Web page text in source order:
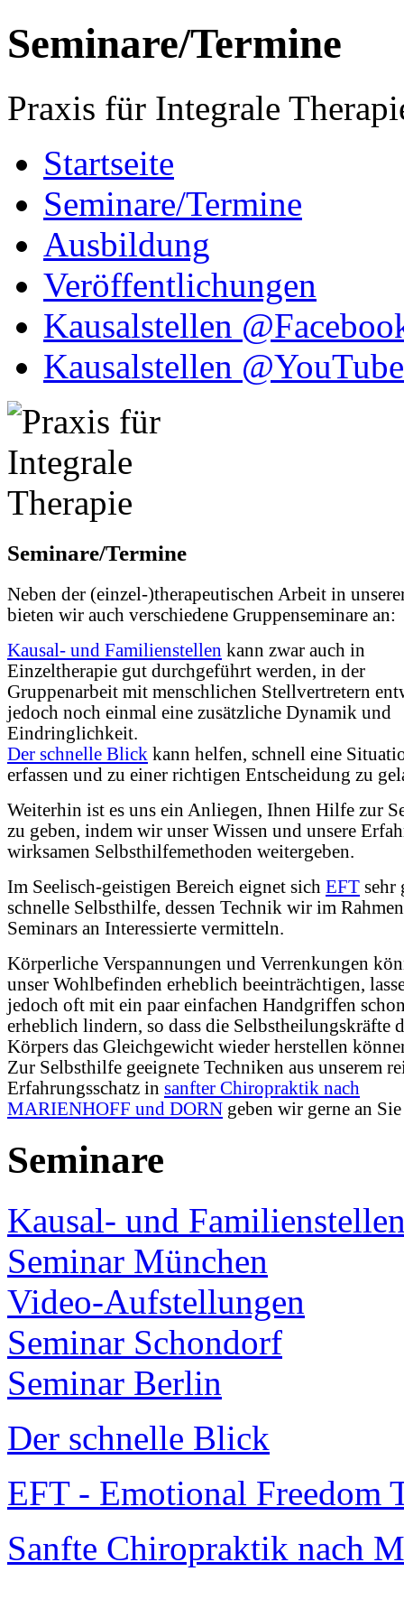
Seminare/Termine
Praxis für Integrale
Startseite
Seminare/Termine
Ausbildung
Veröffentlichungen
Kausalstellen
Kausalstellen @YouTube
Seminare/Termine
Neben der (einzel-)therapeutischen Arbeit in
bieten wir auch verschiedene Gruppenseminare an:
Kausal- und Familienstellen kann zwar auch in
Einzeltherapie gut durchgeführt werden, in der
Gruppenarbeit mit menschlichen Stellvertretern
jedoch noch einmal eine zusätzliche Dynamik und
Eindringlichkeit.
Der schnelle Blick kann helfen, schnell eine
erfassen und zu einer richtigen Entscheidung zu
Weiterhin ist es uns ein Anliegen, Ihnen Hilfe zur
zu geben, indem wir unser Wissen und unsere
wirksamen Selbsthilfemethoden weitergeben.
Im Seelisch-geistigen Bereich eignet sich EFT sehr
schnelle Selbsthilfe, dessen Technik wir im
Seminars an Interessierte vermitteln.
Körperliche Verspannungen und Verrenkungen
unser Wohlbefinden erheblich beeinträchtigen,
jedoch oft mit ein paar einfachen Handgriffen
erheblich lindern, so dass die Selbstheilungskräfte
Körpers das Gleichgewicht wieder herstellen
Zur Selbsthilfe geeignete Techniken aus unserem
Erfahrungsschatz in sanfter Chiropraktik nach
MARIENHOFF und DORN geben wir gerne an
Seminare
Kausal- und
Seminar München
Video-Aufstellungen
Seminar Schondorf
Seminar Berlin
Der schnelle Blick
EFT - Emotional Freedom
Sanfte Chiropraktik nach